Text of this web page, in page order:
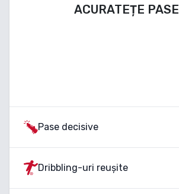
ACURATEȚE PASE
Pase decisive
Dribbling-uri reușite